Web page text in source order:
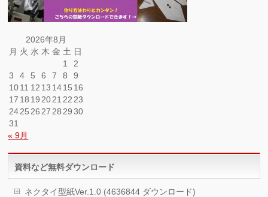
2026年8月
月 火 水 木 金 土 日
1
2
3
4 5 6 7 8
9
1011 12 13 1415 16
17 18 19 2021 22 23
2425 26 27 28 29 30
31
« 9月
資料など無料ダウンロード
ネクタイ型紙Ver.1.0 (4636844 ダウンロード)